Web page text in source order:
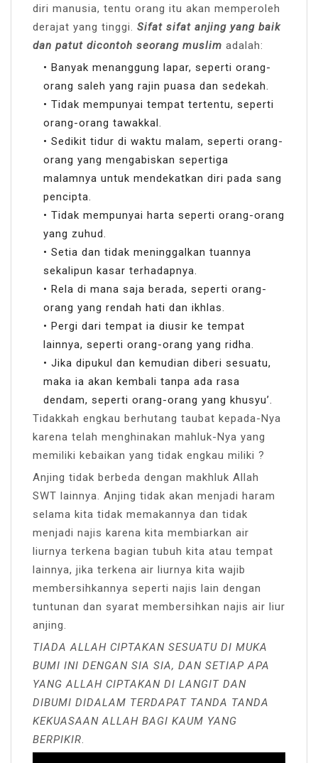
diri manusia, tentu orang itu akan memperoleh
derajat yang tinggi. Sifat sifat anjing yang baik
dan patut dicontoh seorang muslim adalah:
• Banyak menanggung lapar, seperti orang-
orang saleh yang rajin puasa dan sedekah.
• Tidak mempunyai tempat tertentu, seperti
orang-orang tawakkal.
• Sedikit tidur di waktu malam, seperti orang-
orang yang mengabiskan sepertiga
malamnya untuk mendekatkan diri pada sang
pencipta.
• Tidak mempunyai harta seperti orang-orang
yang zuhud.
• Setia dan tidak meninggalkan tuannya
sekalipun kasar terhadapnya.
• Rela di mana saja berada, seperti orang-
orang yang rendah hati dan ikhlas.
• Pergi dari tempat ia diusir ke tempat
lainnya, seperti orang-orang yang ridha.
• Jika dipukul dan kemudian diberi sesuatu,
maka ia akan kembali tanpa ada rasa
dendam, seperti orang-orang yang khusyu’.
Tidakkah engkau berhutang taubat kepada-Nya
karena telah menghinakan mahluk-Nya yang
memiliki kebaikan yang tidak engkau miliki ?
Anjing tidak berbeda dengan makhluk Allah
SWT lainnya. Anjing tidak akan menjadi haram
selama kita tidak memakannya dan tidak
menjadi najis karena kita membiarkan air
liurnya terkena bagian tubuh kita atau tempat
lainnya, jika terkena air liurnya kita wajib
membersihkannya seperti najis lain dengan
tuntunan dan syarat membersihkan najis air liur
anjing.
TIADA ALLAH CIPTAKAN SESUATU DI MUKA
BUMI INI DENGAN SIA SIA, DAN SETIAP APA
YANG ALLAH CIPTAKAN DI LANGIT DAN
DIBUMI DIDALAM TERDAPAT TANDA TANDA
KEKUASAAN ALLAH BAGI KAUM YANG
BERPIKIR